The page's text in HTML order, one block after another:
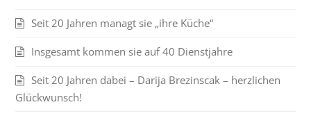
Seit 20 Jahren managt sie „ihre Küche“
Insgesamt kommen sie auf 40 Dienstjahre
Seit 20 Jahren dabei – Darija Brezinscak – herzlichen
Glückwunsch!